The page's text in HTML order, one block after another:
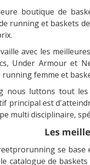
boutique de
running et baskets
avec les
Under Armour et
running femme et
nous luttons tout
principal est
multi disciplinaire,
Les
se
catalogue de